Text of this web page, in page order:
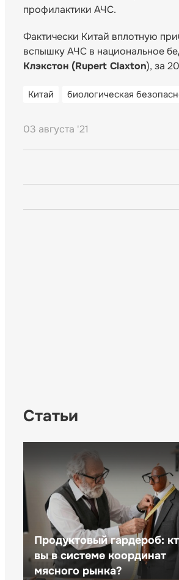
профилактики АЧС.
Фактически Китай вплотную
вспышку АЧС в национальное
Клэкстон (Rupert Claxton), за
Китай биологическая
03 августа '21
Статьи
Продуктовый гардероб:
вы в системе координат
мясного рынка?